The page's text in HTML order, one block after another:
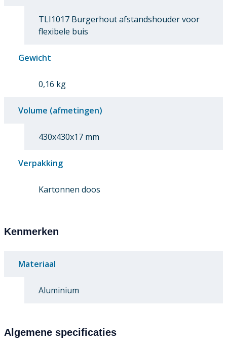
TLI1017 Burgerhout afstandshouder voor
flexibele buis
Gewicht
0,16 kg
Volume (afmetingen)
430x430x17 mm
Verpakking
Kartonnen doos
Kenmerken
Materiaal
Aluminium
Algemene specificaties